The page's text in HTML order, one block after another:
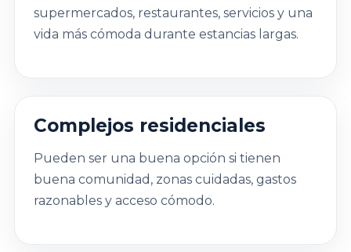
supermercados, restaurantes, servicios y una
vida más cómoda durante estancias largas.
Complejos residenciales
Pueden ser una buena opción si tienen
buena comunidad, zonas cuidadas, gastos
razonables y acceso cómodo.